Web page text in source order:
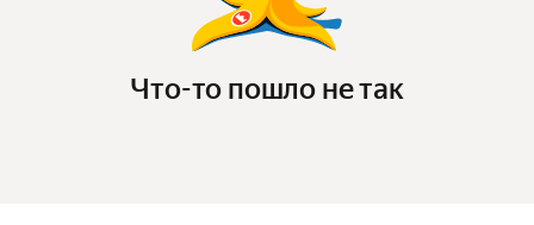
Что-то пошло не так